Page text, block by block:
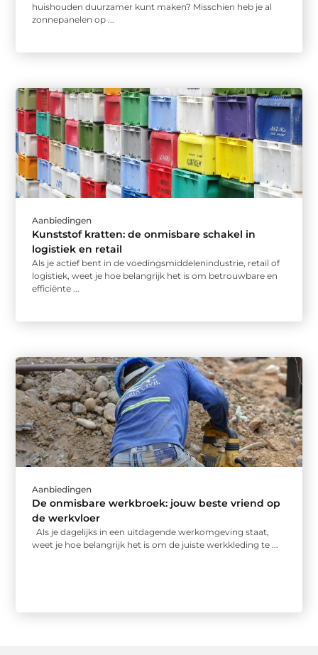
huishouden duurzamer kunt maken? Misschien heb je al
zonnepanelen op ...
Aanbiedingen
Kunststof kratten: de onmisbare schakel in
logistiek en retail
Als je actief bent in de voedingsmiddelenindustrie, retail of
logistiek, weet je hoe belangrijk het is om betrouwbare en
efficiënte ...
Aanbiedingen
De onmisbare werkbroek: jouw beste vriend op
de werkvloer
Als je dagelijks in een uitdagende werkomgeving staat,
weet je hoe belangrijk het is om de juiste werkkleding te ...